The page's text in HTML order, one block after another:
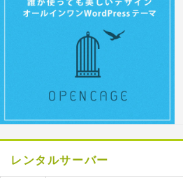
レンタルサーバー